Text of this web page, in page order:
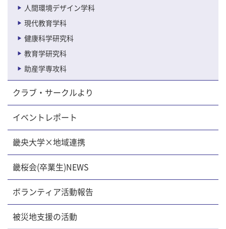
人間環境デザイン学科
現代教育学科
健康科学研究科
教育学研究科
助産学専攻科
クラブ・サークルより
イベントレポート
畿央大学×地域連携
畿桜会(卒業生)NEWS
ボランティア活動報告
被災地支援の活動